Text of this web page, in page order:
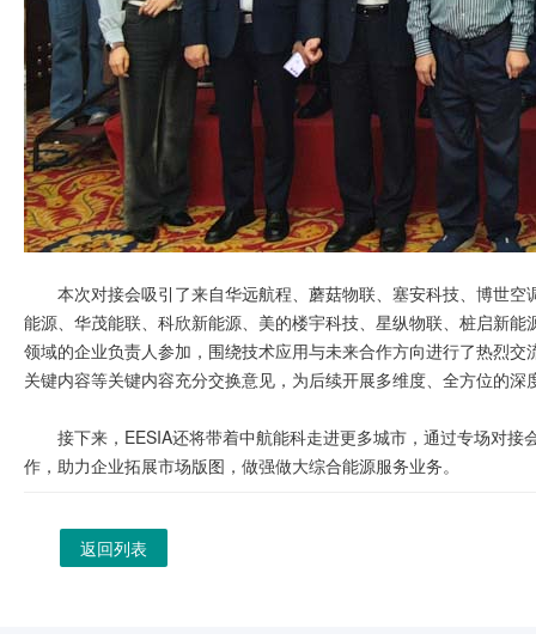
本次对接会吸引了来自华远航程、蘑菇物联、塞安科技、博世
能源、华茂能联、科欣新能源、美的楼宇科技、星纵物联、桩启新
领域的企业负责人参加，围绕技术应用与未来合作方向进行了热烈
关键内容等关键内容充分交换意见，为后续开展多维度、全方位的深
接下来，EESIA还将带着中航能科走进更多城市，通过专场对
作，助力企业拓展市场版图，做强做大综合能源服务业务。
返回列表